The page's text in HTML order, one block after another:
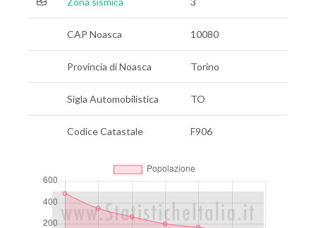
CAP Noasca 10080
Provincia di Noasca Torino
Sigla Automobilistica TO
Codice Catastale F906